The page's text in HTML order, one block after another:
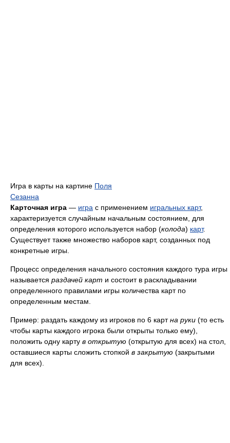
Игра в карты на картине Поля
Сезанна
Карточная игра — игра с применением игральных карт,
характеризуется случайным начальным состоянием, для
определения которого используется набор (колода) карт.
Существует также множество наборов карт, созданных под
конкретные игры.
Процесс определения начального состояния каждого тура игры
называется раздачей карт и состоит в раскладывании
определенного правилами игры количества карт по
определенным местам.
Пример: раздать каждому из игроков по 6 картна руки (то есть
чтобы карты каждого игрока были открыты только ему),
положить одну карту в открытую (открытую для всех) на стол,
оставшиеся карты сложить стопкой в закрытую (закрытыми
для всех).